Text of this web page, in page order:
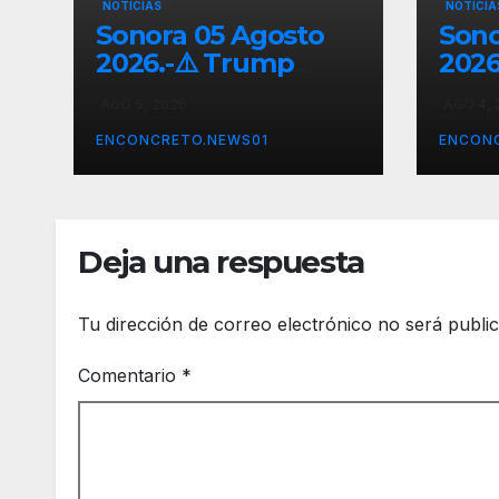
NOTICIAS
Sonora 05 Agosto
2026.-⚠️ Trump
otras potencias por
supuestos abusos
ENCONCRETO.NEWS01
con
Deja una respuesta
Tu dirección de correo electrónico no será
Comentario *